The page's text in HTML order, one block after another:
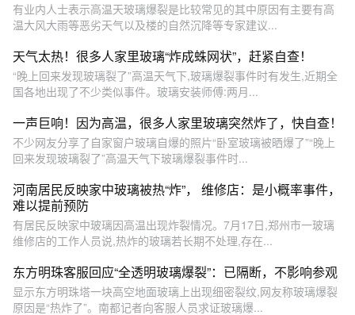
有业内人士表示高温天玻璃爆裂是比较常见的其中原因有主要有高
温大风大雨等恶劣天气以及楼的自然沉降等专家建议...
天气太热！很多人家里玻璃“炸成蛛网状”，赶紧自查！
“晚上回来发现玻璃裂了”高温天气下,玻璃爆裂事件时有发生,近期全
国各地出现了不少类似事件。玻璃安装师傅:两月...
一声巨响！因为高温，很多人家里玻璃突然炸了，快自查！
不少网友分享了自家窗户玻璃自爆的照片“卧室玻璃被晒爆了”“晚上
回来发现玻璃裂了”高温天气下玻璃爆裂事件时...
河南居民反映家中玻璃被热“炸”， 维修店：是小概率事件，
难以提前预防
有居民反映家中玻璃因高温出现炸裂情况。7月17日,郑州市一玻璃
维修店的工作人员说,热炸的玻璃若长期不处理,存在...
东方明珠客服回应“全透明玻璃爆裂”：已隔断，不影响参观
显示东方明珠塔一块高空地面玻璃上出现细密裂纹,网友称玻璃爆裂
原因是“热炸了”。南都记者向客服人员求证玻璃爆...